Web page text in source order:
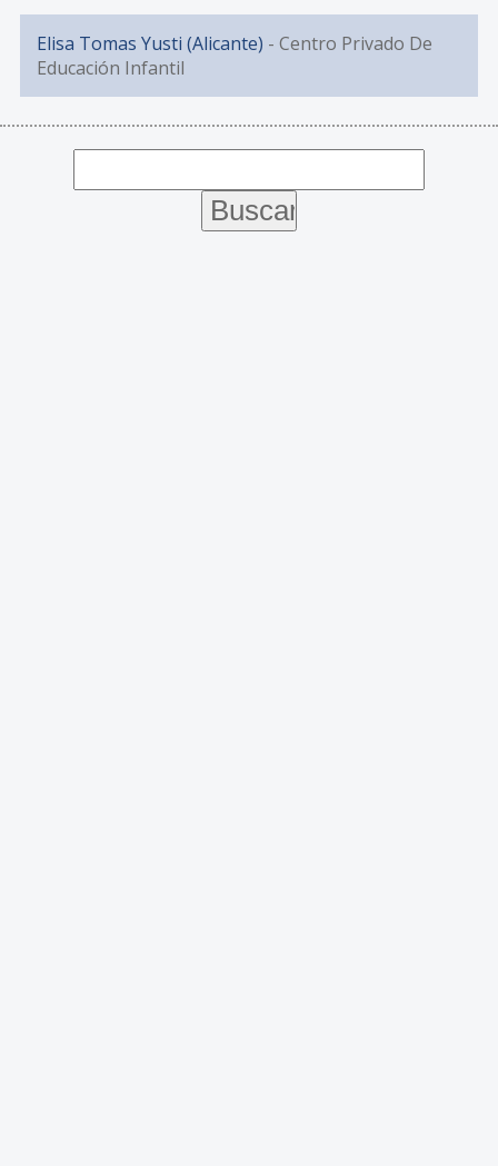
Elisa Tomas Yusti (Alicante) - Centro Privado De
Educación Infantil